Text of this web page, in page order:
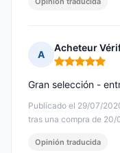
A
Acheteur
Nota: 5 de 5
Publicado el 29/07/
tras una compra de
Gran selección -
Opinión traducida